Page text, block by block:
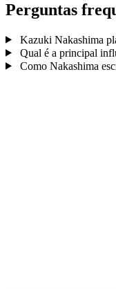
Perguntas
Kazuki Nakashima
Qual é a principal
Como Nakashima